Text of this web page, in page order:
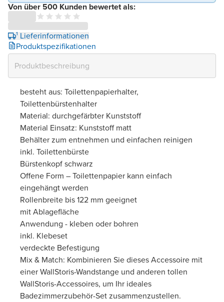
Von über 500 Kunden bewertet als:
¹ Lieferinformationen
Produktspezifikationen
besteht aus: Toilettenpapierhalter,
Toilettenbürstenhalter
Material: durchgefärbter Kunststoff
Material Einsatz: Kunststoff matt
Behälter zum entnehmen und einfachen reinigen
inkl. Toilettenbürste
Bürstenkopf schwarz
Offene Form – Toilettenpapier kann einfach
eingehängt werden
Rollenbreite bis 122 mm geeignet
mit Ablagefläche
Anwendung - kleben oder bohren
inkl. Klebeset
verdeckte Befestigung
Mix & Match: Kombinieren Sie dieses Accessoire mit
einer WallStoris-Wandstange und anderen tollen
WallStoris-Accessoires, um Ihr ideales
Badezimmerzubehör-Set zusammenzustellen.